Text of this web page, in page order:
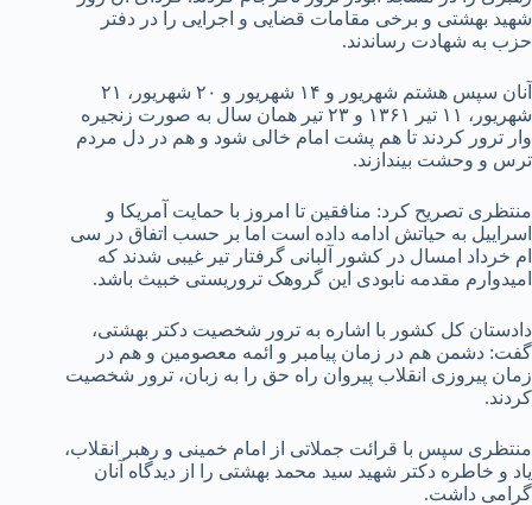
شهید بهشتی و برخی مقامات قضایی و اجرایی را در دفتر
حزب به شهادت رساندند.
آنان سپس هشتم شهریور و ۱۴ شهریور و ۲۰ شهریور، ۲۱
شهریور، ۱۱ تیر ۱۳۶۱ و ۲۳ تیر همان سال به صورت زنجیره
وار ترور کردند تا هم پشت امام خالی شود و هم در دل مردم
ترس و وحشت بیندازند.
منتظری تصریح کرد: منافقین تا امروز با حمایت آمریکا و
اسراییل به حیاتش ادامه داده است اما بر حسب اتفاق در سی
ام خرداد امسال در کشور آلبانی گرفتار تیر غیبی شدند که
امیدوارم مقدمه نابودی این گروهک تروریستی خبیث باشد.
دادستان کل کشور با اشاره به ترور شخصیت دکتر بهشتی،
گفت: دشمن هم در زمان پیامبر و ائمه معصومین و هم در
زمان پیروزی انقلاب پیروان راه حق را به زبان، ترور شخصیت
کردند.
منتظری سپس با قرائت جملاتی از امام خمینی و رهبر انقلاب،
یاد و خاطره دکتر شهید سید محمد بهشتی را از دیدگاه آنان
گرامی داشت.